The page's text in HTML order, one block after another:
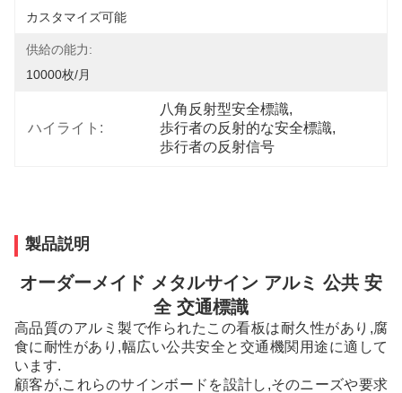
カスタマイズ可能
供給の能力:
10000枚/月
ハイライト:
八角反射型安全標識,
歩行者の反射的な安全標識,
歩行者の反射信号
製品説明
オーダーメイド メタルサイン アルミ 公共 安
全 交通標識
高品質のアルミ製で作られたこの看板は耐久性があり,腐
食に耐性があり,幅広い公共安全と交通機関用途に適して
います.
顧客が,これらのサインボードを設計し,そのニーズや要求